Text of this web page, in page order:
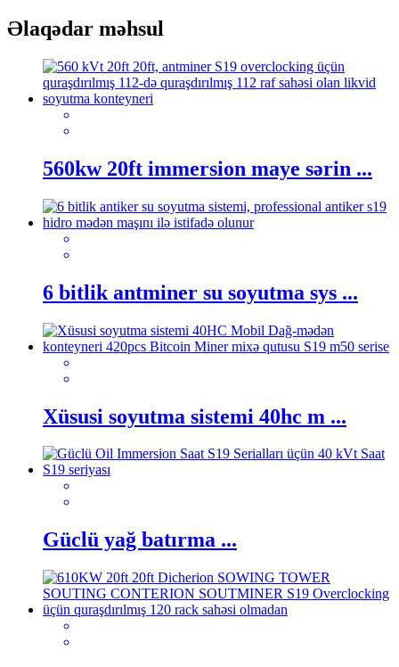
Əlaqədar məhsul
560kw 20ft immersion maye sərin ...
6 bitlik antminer su soyutma sys ...
Xüsusi soyutma sistemi 40hc m ...
Güclü yağ batırma ...